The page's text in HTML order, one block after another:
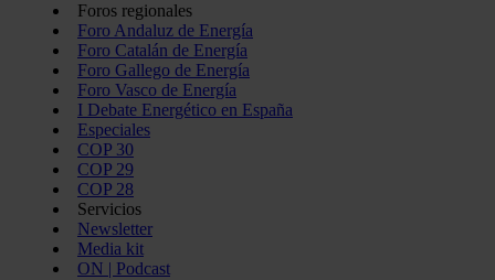
Foros regionales
Foro Andaluz de Energía
Foro Catalán de Energía
Foro Gallego de Energía
Foro Vasco de Energía
I Debate Energético en España
Especiales
COP 30
COP 29
COP 28
Servicios
Newsletter
Media kit
ON | Podcast